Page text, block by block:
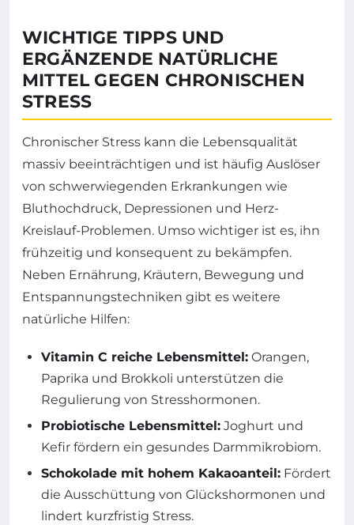
WICHTIGE TIPPS UND
ERGÄNZENDE NATÜRLICHE
MITTEL GEGEN CHRONISCHEN
STRESS
Chronischer Stress kann die Lebensqualität
massiv beeinträchtigen und ist häufig Auslöser
von schwerwiegenden Erkrankungen wie
Bluthochdruck, Depressionen und Herz-
Kreislauf-Problemen. Umso wichtiger ist es, ihn
frühzeitig und konsequent zu bekämpfen.
Neben Ernährung, Kräutern, Bewegung und
Entspannungstechniken gibt es weitere
natürliche Hilfen:
Vitamin C reiche Lebensmittel: Orangen,
Paprika und Brokkoli unterstützen die
Regulierung von Stresshormonen.
Probiotische Lebensmittel: Joghurt und
Kefir fördern ein gesundes Darmmikrobiom.
Schokolade mit hohem Kakaoanteil: Fördert
die Ausschüttung von Glückshormonen und
lindert kurzfristig Stress.